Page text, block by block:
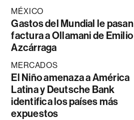
MÉXICO
Gastos del Mundial le pasan
factura a Ollamani de Emilio
Azcárraga
MERCADOS
El Niño amenaza a América
Latina y Deutsche Bank
identifica los países más
expuestos